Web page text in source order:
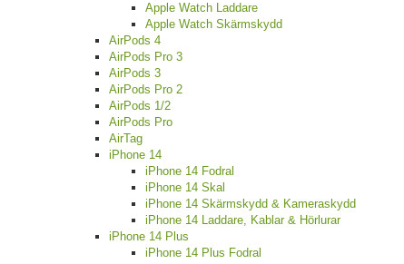
Apple Watch Laddare
Apple Watch Skärmskydd
AirPods 4
AirPods Pro 3
AirPods 3
AirPods Pro 2
AirPods 1/2
AirPods Pro
AirTag
iPhone 14
iPhone 14 Fodral
iPhone 14 Skal
iPhone 14 Skärmskydd & Kameraskydd
iPhone 14 Laddare, Kablar & Hörlurar
iPhone 14 Plus
iPhone 14 Plus Fodral